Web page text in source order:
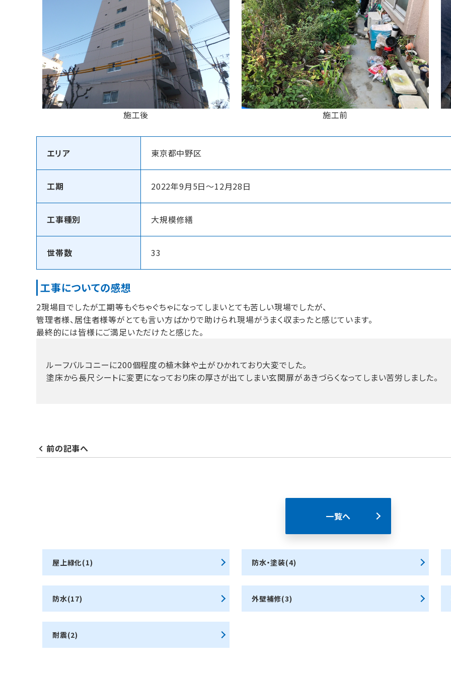
施工後 施工前
エリア 東京都中野区
工期 2022年9月5日～12月28日
工事種別 大規模修繕
世帯数 33
工事についての感想
2現場目でしたが工期等もぐちゃぐちゃになってしまいとても苦しい現場でしたが、
管理者様、居住者様等がとても言い方ばかりで助けられ現場がうまく収まったと感じています。
最終的には皆様にご満足いただけたと感じた。
ルーフバルコニーに200個程度の植木鉢や土がひかれており大変でした。
塗床から長尺シートに変更になっており床の厚さが出てしまい玄関扉があきづらくなってしまい苦労しました。
前の記事へ
一覧へ
屋上緑化(1) 防水・塗装(4)
防水(17) 外壁補修(3)
耐震(2)